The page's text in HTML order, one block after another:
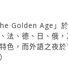
Golden Age」
法、德、日、俄
色，而外語之夜於